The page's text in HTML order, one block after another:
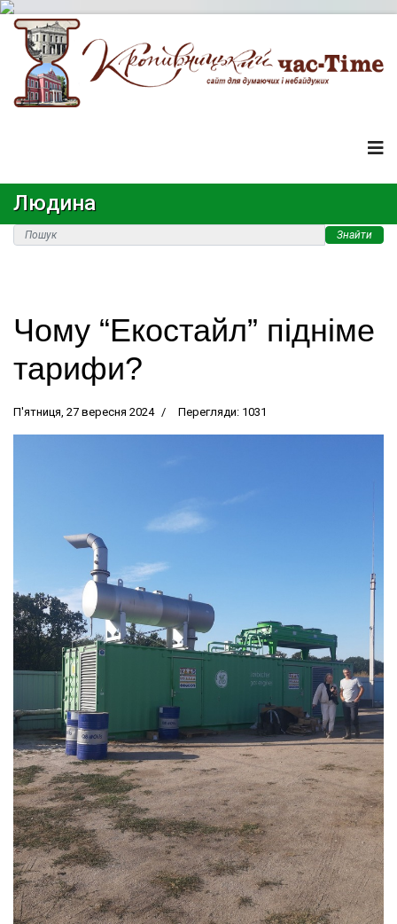
Людина
Знайти
Чому “Екостайл” підніме
тарифи?
П'ятниця, 27 вересня 2024 Перегляди: 1031